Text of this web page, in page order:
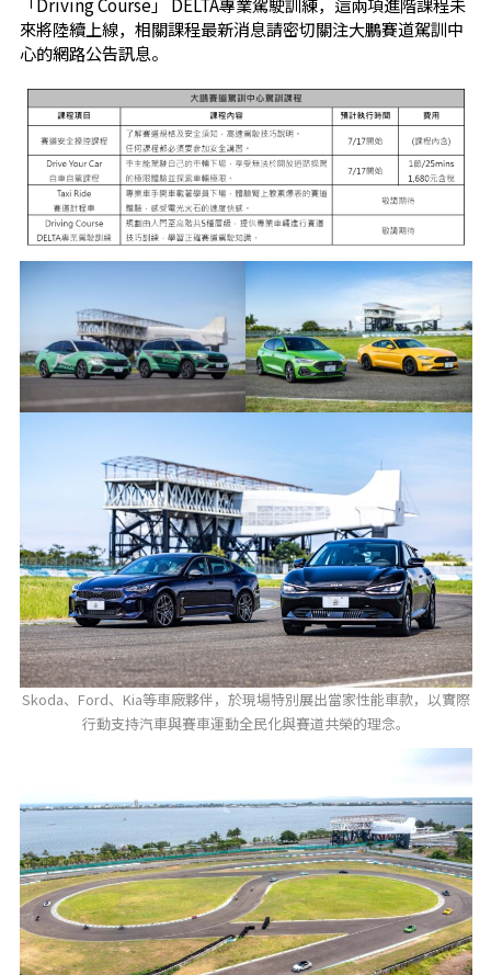
「Driving Course」 DELTA專業駕駛訓練，這兩項進階課程未
來將陸續上線，相關課程最新消息請密切關注大鵬賽道駕訓中
心的網路公告訊息。
Skoda、Ford、Kia等車廠夥伴，於現場特別展出當家性能車款，以實際
行動支持汽車與賽車運動全民化與賽道共榮的理念。